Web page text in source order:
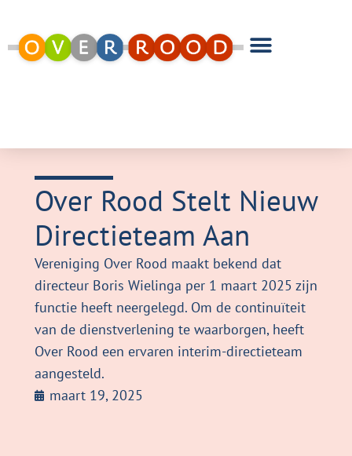
Over Rood Stelt Nieuw
Directieteam Aan
Vereniging Over Rood maakt bekend dat
directeur Boris Wielinga per 1 maart 2025 zijn
functie heeft neergelegd. Om de continuïteit
van de dienstverlening te waarborgen, heeft
Over Rood een ervaren interim-directieteam
aangesteld.
maart 19, 2025